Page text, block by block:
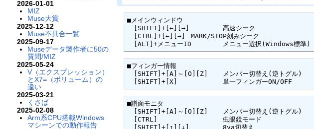
2026-01-01
MIZ
Muse大賞
2025-12-12
Muse不具合一覧
2025-09-17
Museデータ製作者に50の
質問/MIZ
2025-05-24
V（エクスプレッション）
とX7=（ボリューム）の
違い
2025-03-21
くさば
2025-02-08
Arm系CPU搭載Windows
マシーンでの動作報告
■メインウィンドウ
[SHIFT]+[←][→]	高速シーク
[CTRL]+[←][→]	MARK/STOP刻みシーク
[ALT]+メニューID	メニュー選択(Windows標準)
■フィンガー情報
[SHIFT]+[A]～[O][Z]	メンバー切替え(逆トグル)
[SHIFT]+[X]		単一フィンガーON/OFF
■譜面モニタ
[SHIFT]+[A]～[O][Z]	メンバー切替え(逆トグル)
[CTRL]     		虫眼鏡モード
[SHIFT]+[↑][↓]	8va切替え